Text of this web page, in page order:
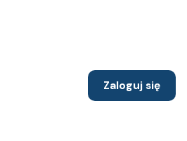
Zaloguj się